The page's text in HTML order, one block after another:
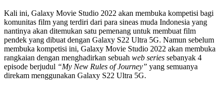
Kali ini, Galaxy Movie Studio 2022 akan membuka kompetisi bagi
komunitas film yang terdiri dari para sineas muda Indonesia yang
nantinya akan ditemukan satu pemenang untuk membuat film
pendek yang dibuat dengan Galaxy S22 Ultra 5G. Namun sebelum
membuka kompetisi ini, Galaxy Movie Studio 2022 akan membuka
rangkaian dengan menghadirkan sebuah web series sebanyak 4
episode berjudul “My New Rules of Journey” yang semuanya
direkam menggunakan Galaxy S22 Ultra 5G.